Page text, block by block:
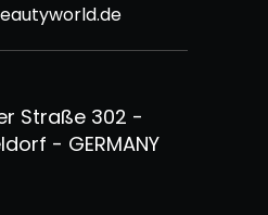
Straße 302 -
- GERMANY